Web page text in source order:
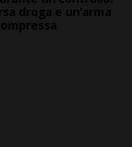
droga e un’arma